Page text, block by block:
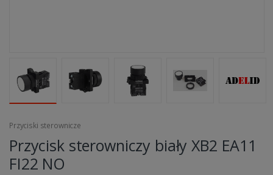
Przyciski sterownicze
Przycisk sterowniczy biały XB2 EA11
FI22 NO